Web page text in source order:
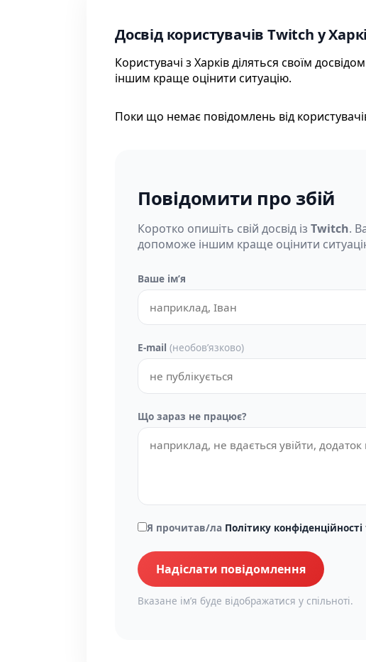
Досвід користувачів Twitch у
Користувачі з Харків діляться своїм
іншим краще оцінити ситуацію.
Поки що немає повідомлень від
Повідомити про збій
Коротко опишіть свій досвід із Twitch.
допоможе іншим краще оцінити
Ваше імʼя
E-mail (необовʼязково)
Що зараз не працює?
Я прочитав/ла Політику конфіденційності
Надіслати повідомлення
Вказане імʼя буде відображатися у спільноті.